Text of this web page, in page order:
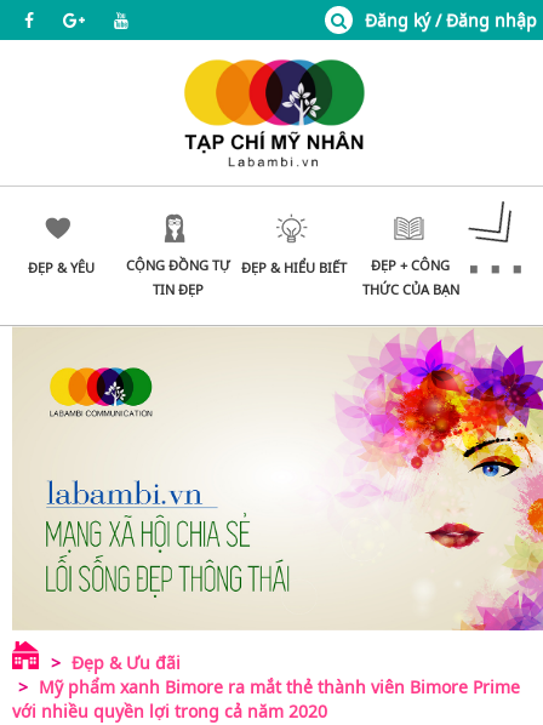
Đăng ký / Đăng nhập
ĐẸP & YÊU
CỘNG ĐỒNG TỰ
TIN ĐẸP
ĐẸP & HIỂU BIẾT
ĐẸP + CÔNG
THỨC CỦA BẠN
Đẹp & Ưu đãi
Mỹ phẩm xanh Bimore ra mắt thẻ thành viên Bimore Prime
với nhiều quyền lợi trong cả năm 2020